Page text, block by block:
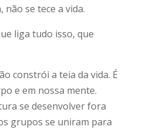
não se tece a vida.
liga tudo isso, que
constrói a teia da vida. É
e em nossa mente.
se desenvolver fora
grupos se uniram para